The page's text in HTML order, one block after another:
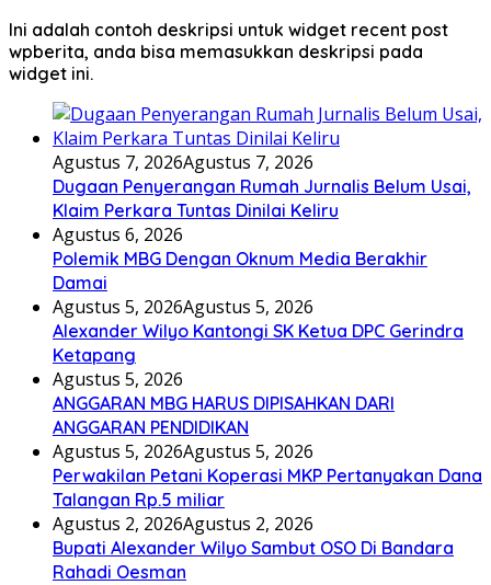
Ini adalah contoh deskripsi untuk widget recent post
wpberita, anda bisa memasukkan deskripsi pada
widget ini.
Agustus 7, 2026Agustus 7, 2026
Dugaan Penyerangan Rumah Jurnalis Belum Usai,
Klaim Perkara Tuntas Dinilai Keliru
Agustus 6, 2026
Polemik MBG Dengan Oknum Media Berakhir
Damai
Agustus 5, 2026Agustus 5, 2026
Alexander Wilyo Kantongi SK Ketua DPC Gerindra
Ketapang
Agustus 5, 2026
ANGGARAN MBG HARUS DIPISAHKAN DARI
ANGGARAN PENDIDIKAN
Agustus 5, 2026Agustus 5, 2026
Perwakilan Petani Koperasi MKP Pertanyakan Dana
Talangan Rp.5 miliar
Agustus 2, 2026Agustus 2, 2026
Bupati Alexander Wilyo Sambut OSO Di Bandara
Rahadi Oesman